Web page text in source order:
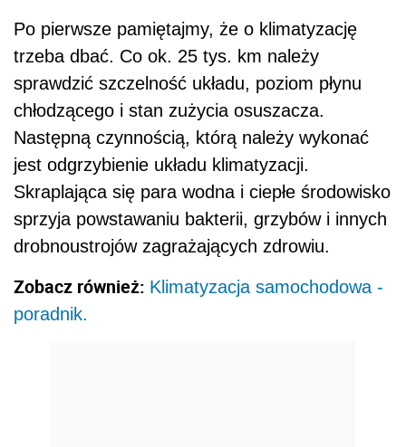
Po pierwsze pamiętajmy, że o klimatyzację
trzeba dbać. Co ok. 25 tys. km należy
sprawdzić szczelność układu, poziom płynu
chłodzącego i stan zużycia osuszacza.
Następną czynnością, którą należy wykonać
jest odgrzybienie układu klimatyzacji.
Skraplająca się para wodna i ciepłe środowisko
sprzyja powstawaniu bakterii, grzybów i innych
drobnoustrojów zagrażających zdrowiu.
Zobacz również: Klimatyzacja samochodowa -
poradnik.